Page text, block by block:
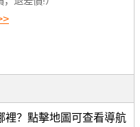
裡？點擊地圖可查看導航